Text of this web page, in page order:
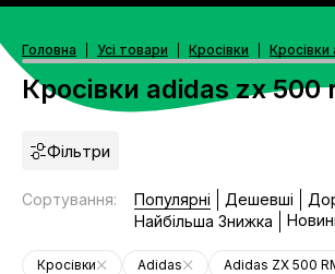
Головна Усі товари Кросівки Кросівки
Кросівки adidas zx 500
Фільтри
Сортування: Популярні Дешевші
Найбільша Знижка
Кросівки Adidas Adidas ZX 500